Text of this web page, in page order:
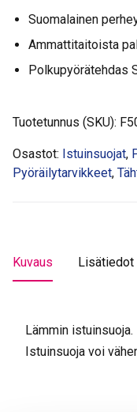
määräSuomalainen
Ammattitaitoista
Polkupyörätehdas
Tuotetunnus (SKU):
Osastot: Istuinsuojat,
Pyöräilytarvikkeet,
Kuvaus Lisätiedot
Lämmin
Istuinsuoja voi